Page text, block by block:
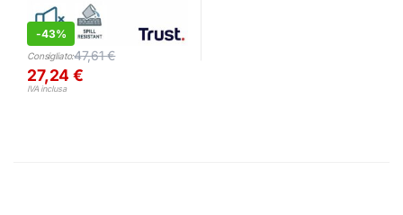
-43%
Consigliato:47,61€
27,24€
IVA inclusa